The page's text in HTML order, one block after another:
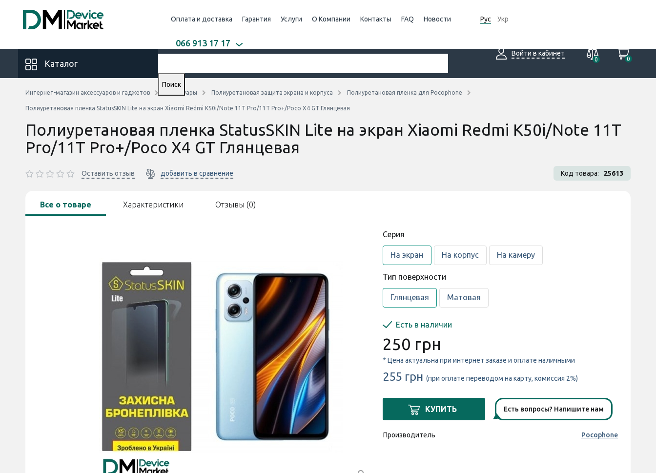
Рус Укр
Оплата и доставка Гарантия Услуги О Компании Контакты FAQ Новости
066 913 17 17
Войти в кабинет
0
0
Каталог
Поиск
Интернет-магазин аксессуаров и гаджетов Аксессуары Полиуретановая защита экрана и корпуса Полиуретановая пленка для Pocophone
Полиуретановая пленка StatusSKIN Lite на экран Xiaomi Redmi K50i/Note 11T Pro/11T Pro+/Poco X4 GT Глянцевая
Полиуретановая пленка StatusSKIN Lite на экран Xiaomi Redmi K50i/Note 11T
Pro/11T Pro+/Poco X4 GT Глянцевая
Оставить отзыв добавить в сравнение Код товара: 25613
Все о товаре Характеристики Отзывы (0)
Cерия
На экран На корпус На камеру
Тип поверхности
Глянцевая Матовая
Есть в наличии
250 грн
* Цена актуальна при интернет заказе и оплате наличными
255 грн (при оплате переводом на карту, комиссия 2%)
КУПИТЬ Есть вопросы? Напишите нам
Производитель Pocophone